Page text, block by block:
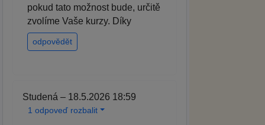
pokud tato možnost bude, určitě
zvolíme Vaše kurzy. Díky
odpovědět
Studená – 18.5.2026 18:59
1 odpoveď rozbalit